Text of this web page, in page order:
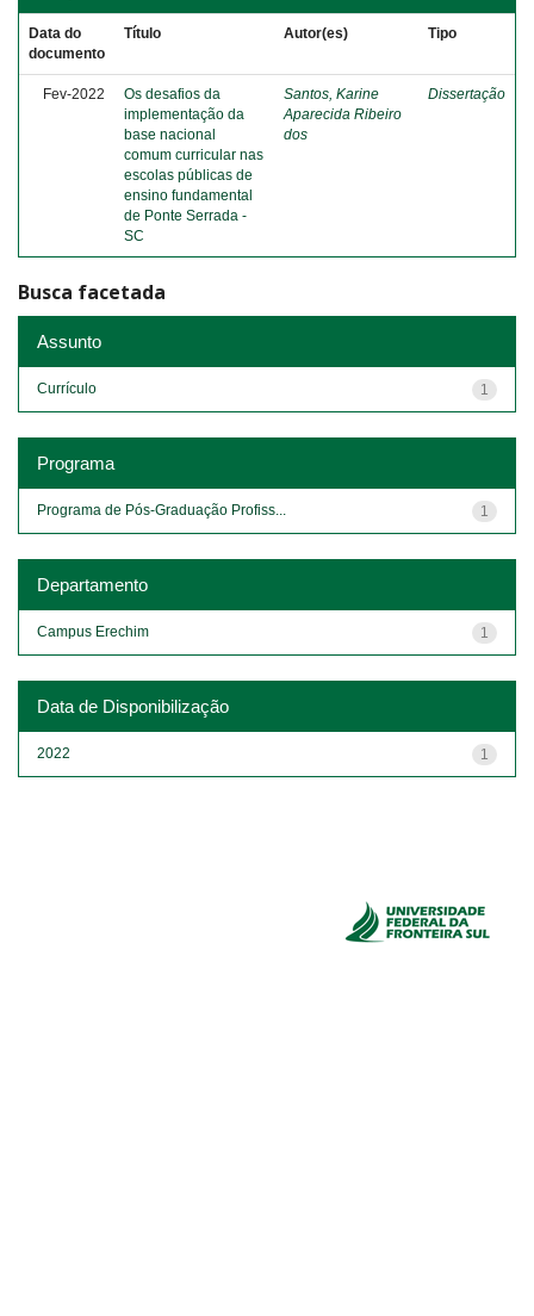
Data do
documento
Título Autor(es) Tipo
Fev-2022
Os desafios da
implementação da
base nacional
comum curricular nas
escolas públicas de
ensino fundamental
de Ponte Serrada -
SC
Santos, Karine
Aparecida Ribeiro
dos
Dissertação
Busca facetada
Assunto
1
Currículo
Programa
1
Programa de Pós-Graduação Profiss...
Departamento
1
Campus Erechim
Data de Disponibilização
1
2022